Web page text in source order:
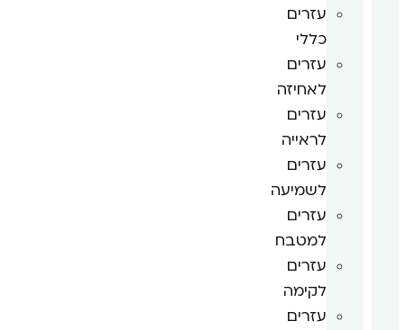
עזרים
כללי
עזרים
לאחיזה
עזרים
לראייה
עזרים
לשמיעה
עזרים
למטבח
עזרים
לקימה
עזרים